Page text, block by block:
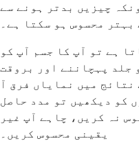
چیزیں بدتر ہونے سے
محسوس ہو سکتا ہے۔
ہے تو آپ کا جسم آپ کو
جلد پہچاننے اور بروقت
میں نمایاں فرق آ
کو دیکھیں تو مدد حاصل
نہ کریں، چاہے آپ غیر
یقینی محسوس کریں۔